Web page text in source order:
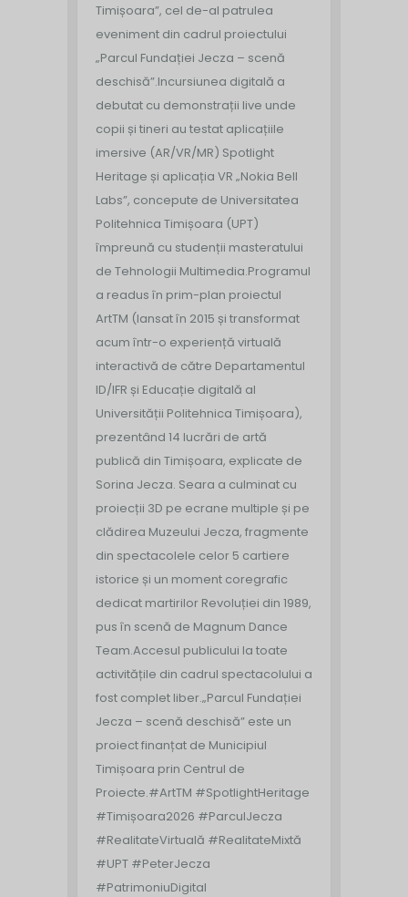
Timișoara”, cel de-al patrulea
eveniment din cadrul proiectului
„Parcul Fundației Jecza – scenă
deschisă”.Incursiunea digitală a
debutat cu demonstrații live unde
copii și tineri au testat aplicațiile
imersive (AR/VR/MR) Spotlight
Heritage și aplicația VR „Nokia Bell
Labs”, concepute de Universitatea
Politehnica Timișoara (UPT)
împreună cu studenții masteratului
de Tehnologii Multimedia.Programul
a readus în prim-plan proiectul
ArtTM (lansat în 2015 și transformat
acum într-o experiență virtuală
interactivă de către Departamentul
ID/IFR și Educație digitală al
Universității Politehnica Timișoara),
prezentând 14 lucrări de artă
publică din Timișoara, explicate de
Sorina Jecza. Seara a culminat cu
proiecții 3D pe ecrane multiple și pe
clădirea Muzeului Jecza, fragmente
din spectacolele celor 5 cartiere
istorice și un moment coregrafic
dedicat martirilor Revoluției din 1989,
pus în scenă de Magnum Dance
Team.Accesul publicului la toate
activitățile din cadrul spectacolului a
fost complet liber.„Parcul Fundației
Jecza – scenă deschisă” este un
proiect finanțat de Municipiul
Timișoara prin Centrul de
Proiecte.#ArtTM #SpotlightHeritage
#Timișoara2026 #ParculJecza
#RealitateVirtuală #RealitateMixtă
#UPT #PeterJecza
#PatrimoniuDigital